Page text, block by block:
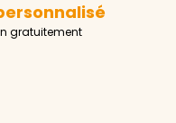
gratuitement